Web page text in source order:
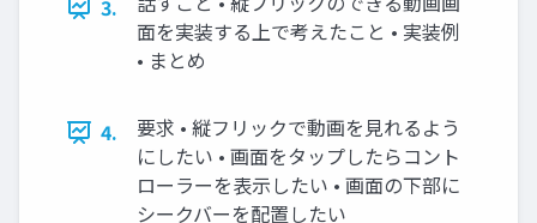
3.
面を実装する上で考えたこと • 実装例
• まとめ
4.
要求 • 縦フリックで動画を見れるよう
にしたい • 画面をタップしたらコント
ローラーを表示したい • 画面の下部に
シークバーを配置したい